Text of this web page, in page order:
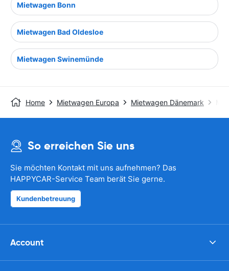
Mietwagen Bonn
Mietwagen Bad Oldesloe
Mietwagen Swinemünde
Home Mietwagen Europa Mietwagen Dänemark
So erreichen Sie uns
Sie möchten Kontakt mit uns aufnehmen? Das
HAPPYCAR-Service Team berät Sie gerne.
Kundenbetreuung
Account